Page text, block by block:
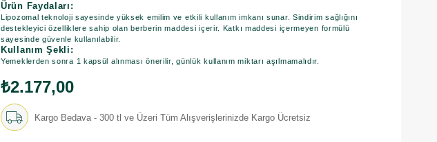
Ürün Faydaları:
Lipozomal teknoloji sayesinde yüksek emilim ve etkili kullanım imkanı sunar. Sindirim sağlığını
destekleyici özelliklere sahip olan berberin maddesi içerir. Katkı maddesi içermeyen formülü
sayesinde güvenle kullanılabilir.
Kullanım Şekli:
Yemeklerden sonra 1 kapsül alınması önerilir, günlük kullanım miktarı aşılmamalıdır.
₺2.177,00
Kargo Bedava - 300 tl ve Üzeri Tüm Alışverişlerinizde Kargo Ücretsiz